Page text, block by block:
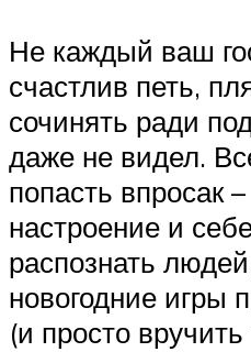
Не каждый ваш
счастлив петь,
сочинять ради
даже не видел.
попасть впросак
настроение и
распознать
новогодние игры
(и просто